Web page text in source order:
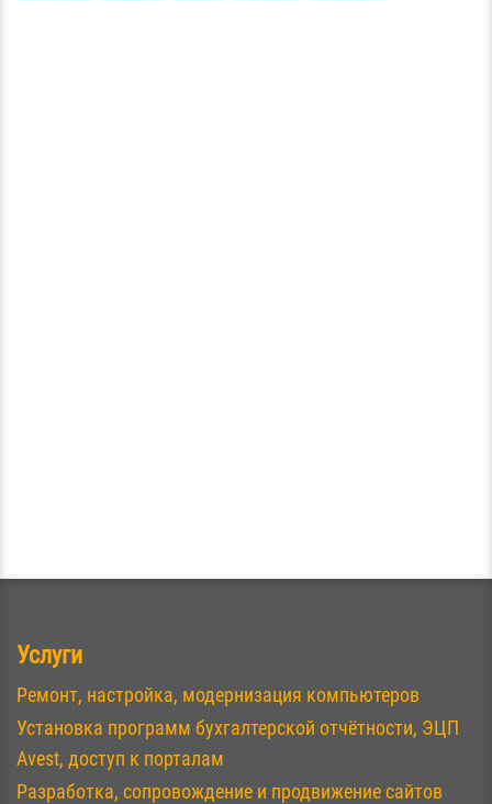
Услуги
Ремонт, настройка, модернизация компьютеров
Установка программ бухгалтерской отчётности, ЭЦП
Avest, доступ к порталам
Разработка, сопровождение и продвижение сайтов